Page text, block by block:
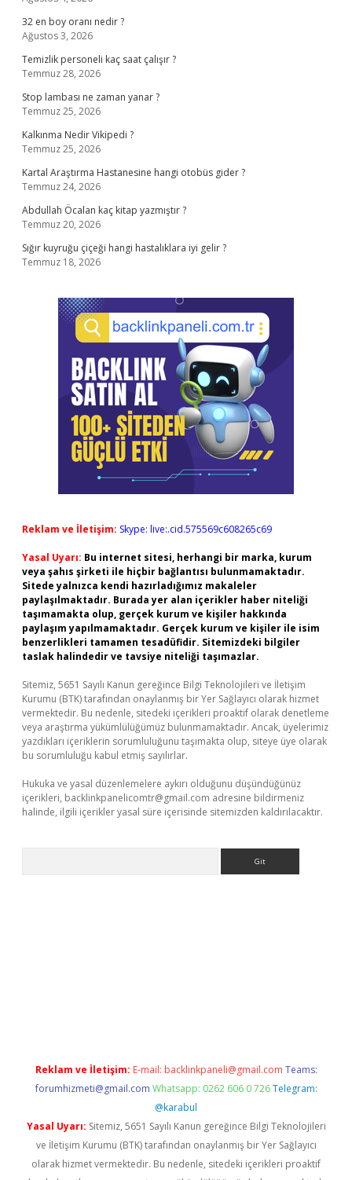
32 en boy oranı nedir ?
Ağustos 3, 2026
Temizlik personeli kaç saat çalışır ?
Temmuz 28, 2026
Stop lambası ne zaman yanar ?
Temmuz 25, 2026
Kalkınma Nedir Vikipedi ?
Temmuz 25, 2026
Kartal Araştırma Hastanesine hangi otobüs gider ?
Temmuz 24, 2026
Abdullah Öcalan kaç kitap yazmıştır ?
Temmuz 20, 2026
Sığır kuyruğu çiçeği hangi hastalıklara iyi gelir ?
Temmuz 18, 2026
Reklam ve İletişim: Skype: live:.cid.575569c608265c69
Yasal Uyarı: Bu internet sitesi, herhangi bir marka, kurum
veya şahıs şirketi ile hiçbir bağlantısı bulunmamaktadır.
Sitede yalnızca kendi hazırladığımız makaleler
paylaşılmaktadır. Burada yer alan içerikler haber niteliği
taşımamakta olup, gerçek kurum ve kişiler hakkında
paylaşım yapılmamaktadır. Gerçek kurum ve kişiler ile isim
benzerlikleri tamamen tesadüfidir. Sitemizdeki bilgiler
taslak halindedir ve tavsiye niteliği taşımazlar.
Sitemiz, 5651 Sayılı Kanun gereğince Bilgi Teknolojileri ve İletişim
Kurumu (BTK) tarafından onaylanmış bir Yer Sağlayıcı olarak hizmet
vermektedir. Bu nedenle, sitedeki içerikleri proaktif olarak denetleme
veya araştırma yükümlülüğümüz bulunmamaktadır. Ancak, üyelerimiz
yazdıkları içeriklerin sorumluluğunu taşımakta olup, siteye üye olarak
bu sorumluluğu kabul etmiş sayılırlar.
Hukuka ve yasal düzenlemelere aykırı olduğunu düşündüğünüz
içerikleri, backlinkpanelicomtr@gmail.com adresine bildirmeniz
halinde, ilgili içerikler yasal süre içerisinde sitemizden kaldırılacaktır.
Reklam ve İletişim: E-mail: backlinkpaneli@gmail.com Teams:
forumhizmeti@gmail.com Whatsapp: 0262 606 0 726 Telegram:
@karabul
Yasal Uyarı: Sitemiz, 5651 Sayılı Kanun gereğince Bilgi Teknolojileri
ve İletişim Kurumu (BTK) tarafından onaylanmış bir Yer Sağlayıcı
olarak hizmet vermektedir. Bu nedenle, sitedeki içerikleri proaktif